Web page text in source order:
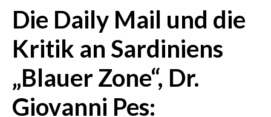
NUORO E PROVINCIA
OGLIASTRA
AGENDA
CRONACA
ITALIA
Die Daily Mail und die
Kritik an Sardiniens
„Blauer Zone“, Dr.
Giovanni Pes: